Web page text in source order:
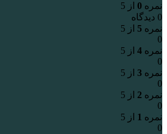
نمره 0 از 5
0 دیدگاه
نمره 5 از 5
0
نمره 4 از 5
0
نمره 3 از 5
0
نمره 2 از 5
0
نمره 1 از 5
0